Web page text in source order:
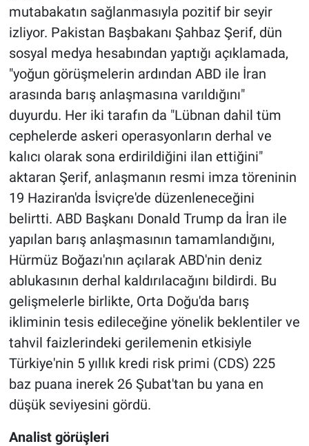
mutabakatın sağlanmasıyla pozitif bir seyir
izliyor. Pakistan Başbakanı Şahbaz Şerif, dün
sosyal medya hesabından yaptığı açıklamada,
"yoğun görüşmelerin ardından ABD ile İran
arasında barış anlaşmasına varıldığını"
duyurdu. Her iki tarafın da "Lübnan dahil tüm
cephelerde askeri operasyonların derhal ve
kalıcı olarak sona erdirildiğini ilan ettiğini"
aktaran Şerif, anlaşmanın resmi imza töreninin
19 Haziran'da İsviçre'de düzenleneceğini
belirtti. ABD Başkanı Donald Trump da İran ile
yapılan barış anlaşmasının tamamlandığını,
Hürmüz Boğazı'nın açılarak ABD'nin deniz
ablukasının derhal kaldırılacağını bildirdi. Bu
gelişmelerle birlikte, Orta Doğu'da barış
ikliminin tesis edileceğine yönelik beklentiler ve
tahvil faizlerindeki gerilemenin etkisiyle
Türkiye'nin 5 yıllık kredi risk primi (CDS) 225
baz puana inerek 26 Şubat'tan bu yana en
düşük seviyesini gördü.
Analist görüşleri